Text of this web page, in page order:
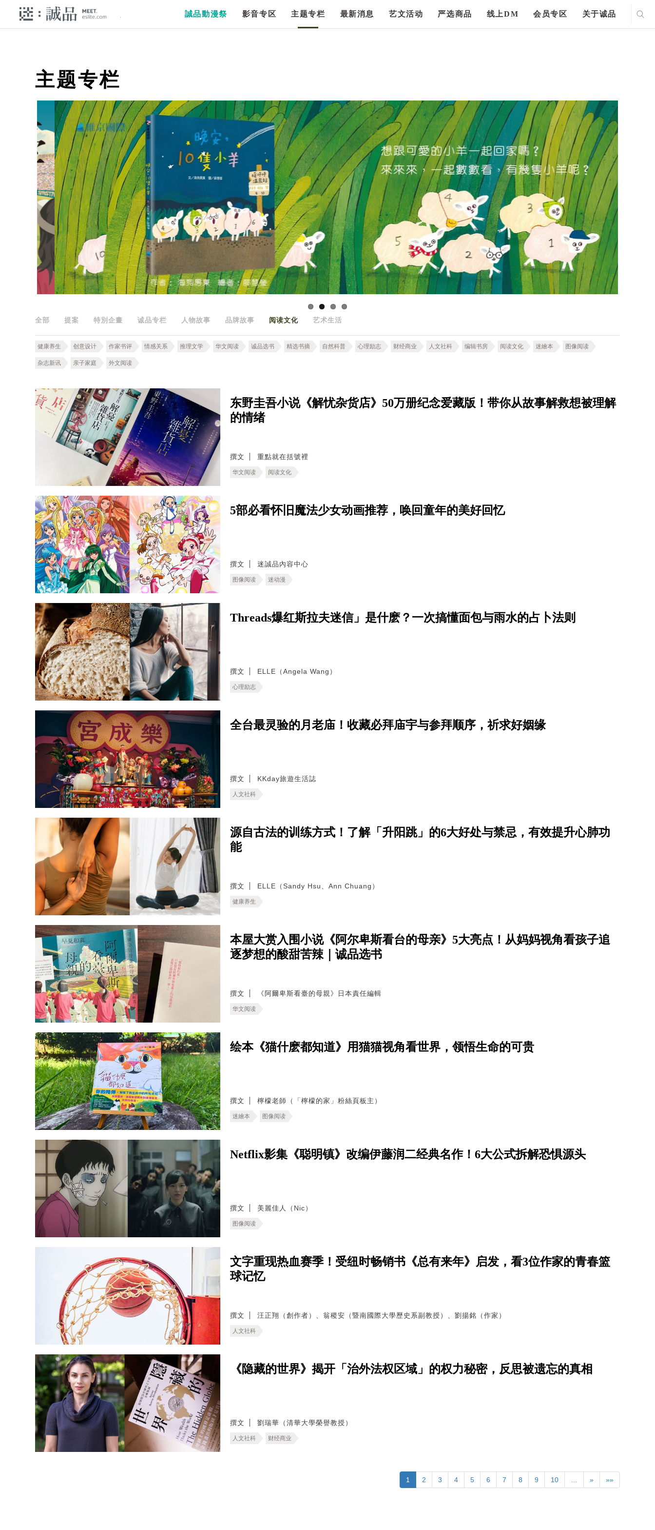
誠品動漫祭 影音专区 主题专栏 最新消息 艺文活动 严选商品 线上DM 会员专区 关于诚品
主题专栏
全部 提案 特別企畫 诚品专栏 人物故事 品牌故事 阅读文化 艺术生活
健康养生 创意设计 作家书评 情感关系 推理文学 华文阅读 诚品选书 精选书摘 自然科普 心理励志 财经商业 人文社科 编辑书房 阅读文化 迷繪本 图像阅读
杂志新讯 亲子家庭 外文阅读
东野圭吾小说《解忧杂货店》50万册纪念爱藏版！带你从故事解救想被理解
的情绪
撰文 重點就在括號裡
华文阅读 阅读文化
5部必看怀旧魔法少女动画推荐，唤回童年的美好回忆
撰文 迷誠品內容中心
图像阅读 迷动漫
Threads爆红斯拉夫迷信」是什麽？一次搞懂面包与雨水的占卜法则
撰文 ELLE（Angela Wang）
心理励志
全台最灵验的月老庙！收藏必拜庙宇与参拜顺序，祈求好姻缘
撰文 KKday旅遊生活誌
人文社科
源自古法的训练方式！了解「升阳跳」的6大好处与禁忌，有效提升心肺功
能
撰文 ELLE（Sandy Hsu、Ann Chuang）
健康养生
本屋大赏入围小说《阿尔卑斯看台的母亲》5大亮点！从妈妈视角看孩子追
逐梦想的酸甜苦辣｜诚品选书
撰文 《阿爾卑斯看臺的母親》日本責任編輯
华文阅读
绘本《猫什麽都知道》用猫猫视角看世界，领悟生命的可贵
撰文 檸檬老師（「檸檬的家」粉絲頁板主）
迷繪本 图像阅读
Netflix影集《聪明镇》改编伊藤润二经典名作！6大公式拆解恐惧源头
撰文 美麗佳人（Nic）
图像阅读
文字重现热血赛季！受纽时畅销书《总有来年》启发，看3位作家的青春篮
球记忆
撰文 汪正翔（創作者）、翁稷安（暨南國際大學歷史系副教授）、劉揚銘（作家）
人文社科
《隐藏的世界》揭开「治外法权区域」的权力秘密，反思被遗忘的真相
撰文 劉瑞華（清華大學榮譽教授）
人文社科 财经商业
1 2 3 4 5 6 7 8 9 10 … » »»